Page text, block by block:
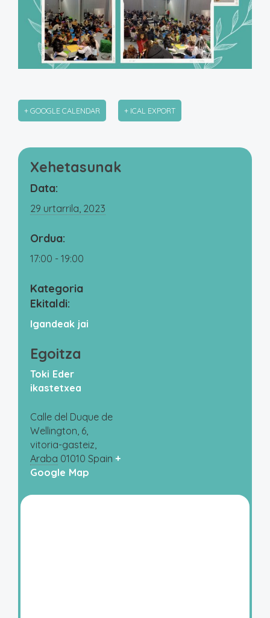
+ GOOGLE CALENDAR + ICAL EXPORT
Xehetasunak
Data:
29 urtarrila, 2023
Ordua:
17:00 - 19:00
Kategoria
Ekitaldi:
Igandeak jai
Egoitza
Toki Eder
ikastetxea
Calle del Duque de
Wellington, 6,
vitoria-gasteiz,
Araba 01010 Spain +
Google Map